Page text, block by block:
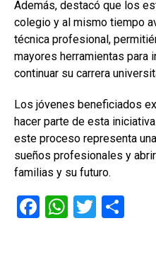
Además, destacó que los
colegio y al mismo tiempo
técnica profesional,
mayores herramientas para
continuar su carrera
Los jóvenes beneficiados
hacer parte de esta
este proceso representa
sueños profesionales y
familias y su futuro.
F
W T